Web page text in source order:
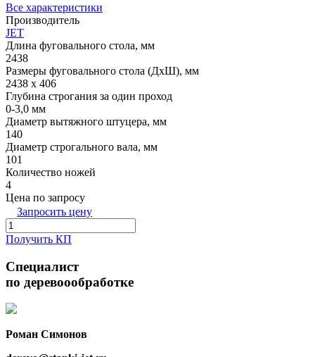
Все характеристики
Производитель
JET
Длина фуговального стола, мм
2438
Размеры фуговального стола (ДхШ), мм
2438 х 406
Глубина строгания за один проход
0-3,0 мм
Диаметр вытяжного штуцера, мм
140
Диаметр строгального вала, мм
101
Количество ножей
4
Цена по запросу
Запросить цену
Получить КП
Специалист
по деревоообработке
Роман Симонов